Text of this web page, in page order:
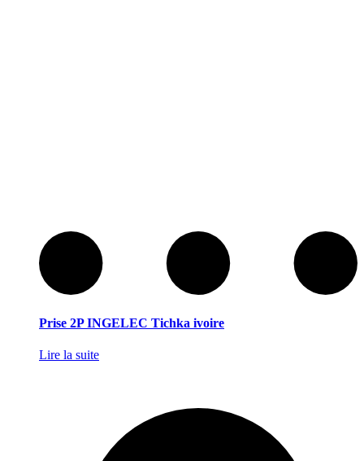
Prise 2P INGELEC Tichka ivoire
Lire la suite